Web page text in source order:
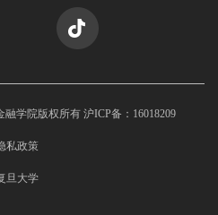
融学院版权所有 沪ICP备：16018209
私政策
旦大学